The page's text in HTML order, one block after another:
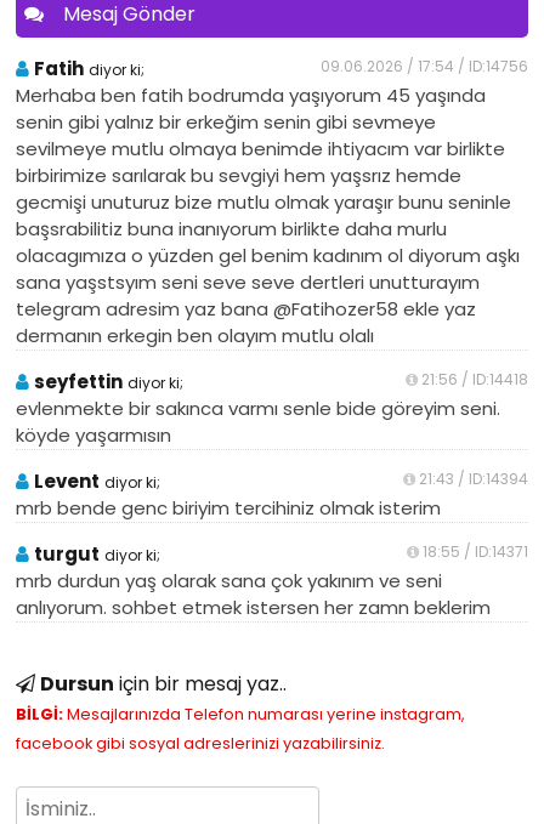
Mesaj Gönder
Fatih diyor ki; 09.06.2026 / 17:54 / ID:14756
Merhaba ben fatih bodrumda yaşıyorum 45 yaşında
senin gibi yalnız bir erkeğim senin gibi sevmeye
sevilmeye mutlu olmaya benimde ihtiyacım var birlikte
birbirimize sarılarak bu sevgiyi hem yaşsrız hemde
gecmişi unuturuz bize mutlu olmak yaraşır bunu seninle
başsrabilitiz buna inanıyorum birlikte daha murlu
olacagımıza o yüzden gel benim kadınım ol diyorum aşkı
sana yaşstsyım seni seve seve dertleri unutturayım
telegram adresim yaz bana @Fatihozer58 ekle yaz
dermanın erkegin ben olayım mutlu olalı
seyfettin diyor ki; 21:56 / ID:14418
evlenmekte bir sakınca varmı senle bide göreyim seni.
köyde yaşarmısın
Levent diyor ki; 21:43 / ID:14394
mrb bende genc biriyim tercihiniz olmak isterim
turgut diyor ki; 18:55 / ID:14371
mrb durdun yaş olarak sana çok yakınım ve seni
anlıyorum. sohbet etmek istersen her zamn beklerim
Dursun için bir mesaj yaz..
BİLGİ:Mesajlarınızda Telefon numarası yerine instagram,
facebook gibi sosyal adreslerinizi yazabilirsiniz.